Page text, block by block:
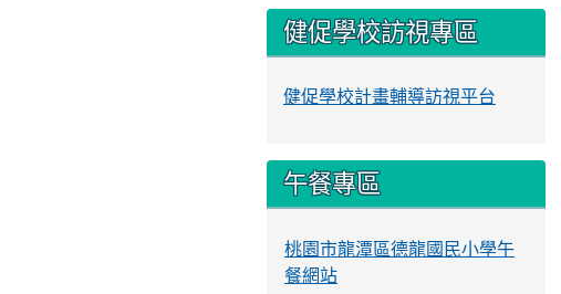
健促學校訪視專區
健促學校計畫輔導訪視平台
午餐專區
桃園市龍潭區德龍國民小學午
餐網站